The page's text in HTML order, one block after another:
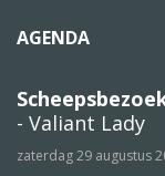
AGENDA
- Valiant Lady
zaterdag 29 augustus